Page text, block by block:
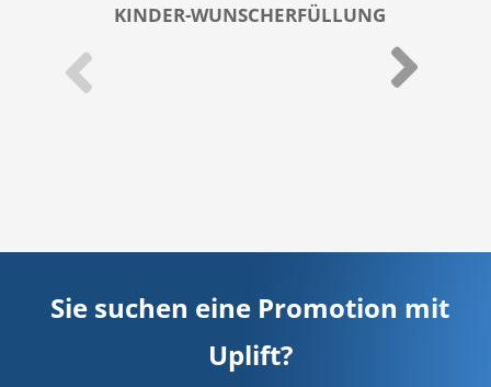
KINDER-WUNSCHERFÜLLUNG
Sie suchen eine Promotion mit
Uplift?